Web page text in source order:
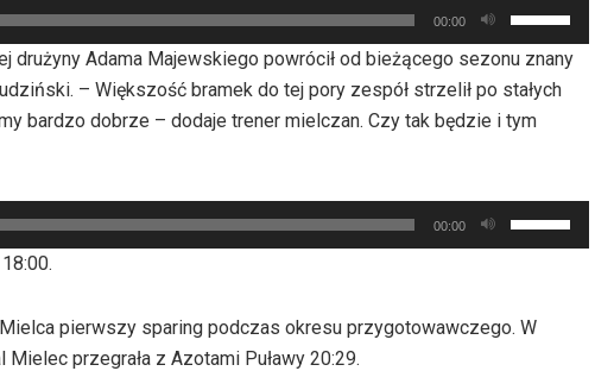
00:00
strzałek
do
góry
oraz
aby
zmniejszyć
drużyny Adama Majewskiego powrócił od bieżącego sezonu znany
– Większość bramek do tej pory zespół strzelił po stałych
bardzo dobrze – dodaje trener mielczan. Czy tak będzie i tym
00:00
strzałek
oraz
pierwszy sparing podczas okresu przygotowawczego. W
przegrała z Azotami Puławy 20:29.